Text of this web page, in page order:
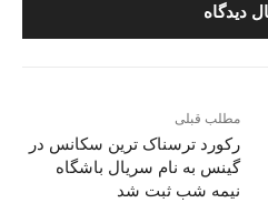
مطلب قبلی
رکورد ترسناک ترین سکانس در
گینس به نام سریال باشگاه
نیمه شب ثبت شد